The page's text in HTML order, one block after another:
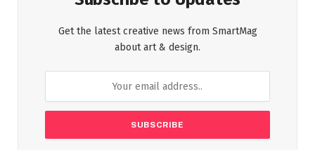
Get the latest creative news from SmartMag
about art & design.